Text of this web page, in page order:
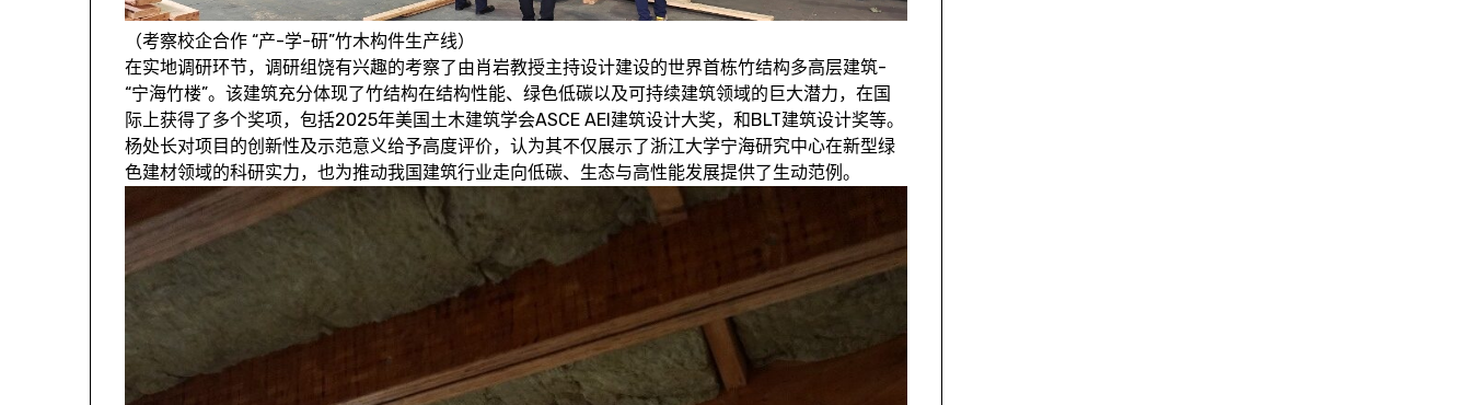
（考察校企合作 “产-学-研”竹木构件生产线）
在实地调研环节，调研组饶有兴趣的考察了由肖岩教授主持设计建设的世界首栋竹结构多高层建筑-
“宁海竹楼”。该建筑充分体现了竹结构在结构性能、绿色低碳以及可持续建筑领域的巨大潜力，在国
际上获得了多个奖项，包括2025年美国土木建筑学会ASCE AEI建筑设计大奖，和BLT建筑设计奖等。
杨处长对项目的创新性及示范意义给予高度评价，认为其不仅展示了浙江大学宁海研究中心在新型绿
色建材领域的科研实力，也为推动我国建筑行业走向低碳、生态与高性能发展提供了生动范例。